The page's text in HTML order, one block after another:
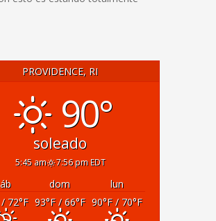
PROVIDENCE, RI
90°
soleado
5:45 am 7:56 pm EDT
dom
lun
72°F 93°F/ 66°F 90°F/ 70°F